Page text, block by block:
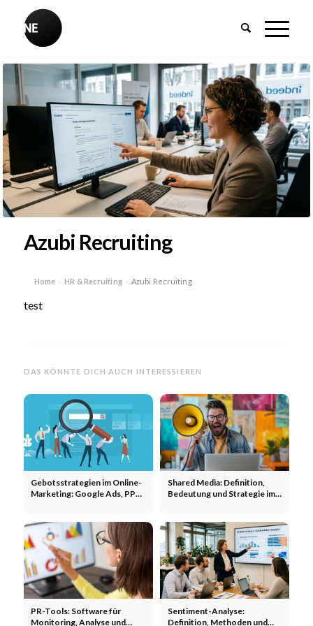
Azubi Recruiting
Home › HR & Recruiting › Azubi Recruiting
test
DAS KÖNNTE DICH AUCH INTERESSIEREN
Gebotsstrategien im Online-
Marketing: Google Ads, PPC,
Shared Media: Definition,
Bedeutung und Strategie im
PR-Tools: Software für
Monitoring, Analyse und
Sentiment-Analyse:
Definition, Methoden und